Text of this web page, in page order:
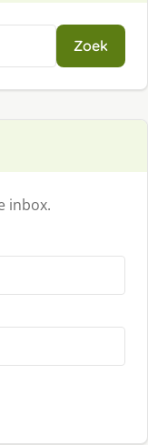
Zoek
inbox.